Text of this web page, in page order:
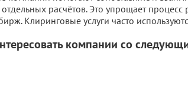
расчётов. Это упрощает
Клиринговые услуги часто
компании со